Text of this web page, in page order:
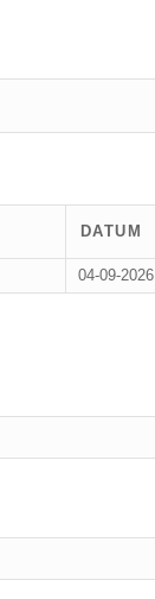
DATUM
04-09-2026